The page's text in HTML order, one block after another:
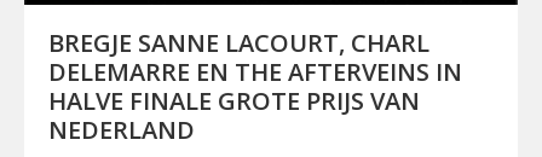
BREGJE SANNE LACOURT, CHARL
DELEMARRE EN THE AFTERVEINS IN
HALVE FINALE GROTE PRIJS VAN
NEDERLAND